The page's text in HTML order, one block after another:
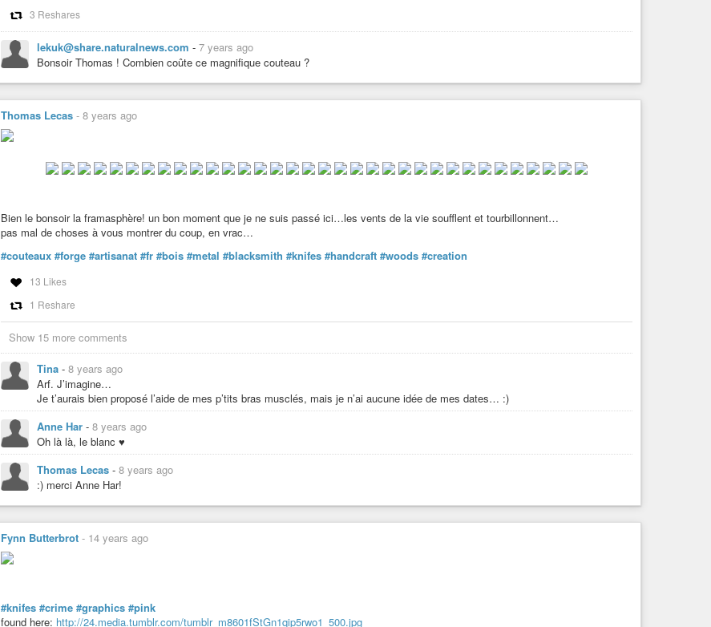
3 Reshares
lekuk@share.naturalnews.com - 7 years ago
Bonsoir Thomas ! Combien coûte ce magnifique couteau ?
Thomas Lecas - 8 years ago
Bien le bonsoir la framasphère! un bon moment que je ne suis passé ici…les vents de la vie soufflent et tourbillonnent…
pas mal de choses à vous montrer du coup, en vrac…
#couteaux #forge #artisanat #fr #bois #metal #blacksmith #knifes #handcraft #woods #creation
13 Likes
1 Reshare
Show 15 more comments
Tina - 8 years ago
Arf. J’imagine…
Je t’aurais bien proposé l’aide de mes p’tits bras musclés, mais je n’ai aucune idée de mes dates… :)
Anne Har - 8 years ago
Oh là là, le blanc ♥
Thomas Lecas - 8 years ago
:) merci Anne Har!
Fynn Butterbrot - 14 years ago
#knifes #crime #graphics #pink
found here: http://24.media.tumblr.com/tumblr_m8601fStGn1qip5rwo1_500.jpg